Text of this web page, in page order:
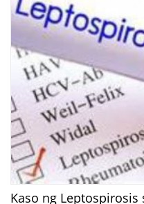
Kaso ng Leptospirosis